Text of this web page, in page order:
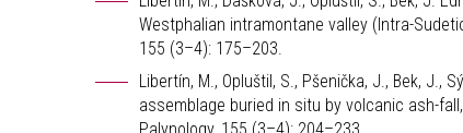
Westphalian intramontane valley (Intra-
155 (3–4): 175–203.
Libertín, M., Opluštil, S., Pšenička, J., Bek, J.,
assemblage buried in situ by volcanic ash-